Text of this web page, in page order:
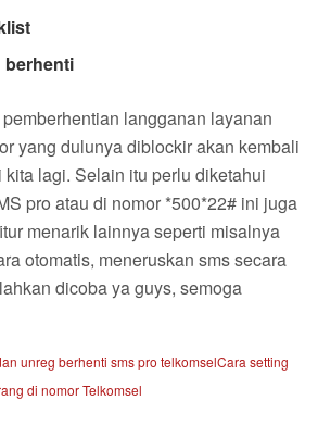
berhenti
langganan layanan
yang dulunya diblockir akan kembali
lagi. Selain itu perlu diketahui
pro atau di nomor *500*22# ini juga
menarik lainnya seperti misalnya
otomatis, meneruskan sms secara
dicoba ya guys, semoga
unreg berhenti sms pro telkomselCara setting
di nomor Telkomsel